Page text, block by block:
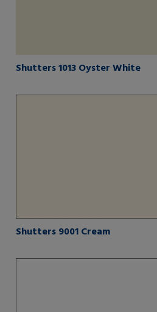
Shutters 1013 Oyster White
Shutters 9001 Cream